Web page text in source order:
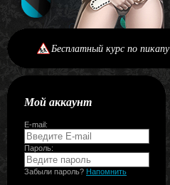
Бесплатный курс по пикапу
Мой аккаунт
E-mail:
Пароль:
Забыли пароль? Напомнить